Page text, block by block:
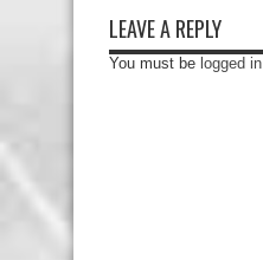
LEAVE A REPLY
You must be logged in